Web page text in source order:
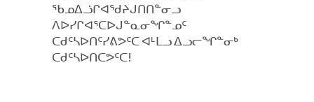
ᖃᓄᐃᓘᒋᐊᖁᔨᒍᑎᑎᓐᓂᓗ
ᐱᐅᓯᒋᐊᕐᑕᐅᒍᓐᓇᓂᖏᓐᓄᑦ
ᑕᑯᑦᓴᐅᑎᑦᓯᕕᕗᑦᑕ ᐊᒻᒪᓗ ᐃᓗᓕᖏᓐᓂᒃ
ᑕᑯᑦᓴᐅᑎᑕᕗᑦᑕ!